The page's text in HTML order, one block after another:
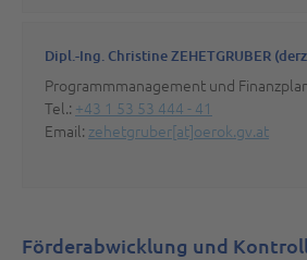
Dipl.-Ing. Christine ZEHETGRUBER
Programmmanagement und
Tel.: +43 1 53 53 444 - 41
Email: zehetgruber[at]oerok.gv.at
Förderabwicklung und